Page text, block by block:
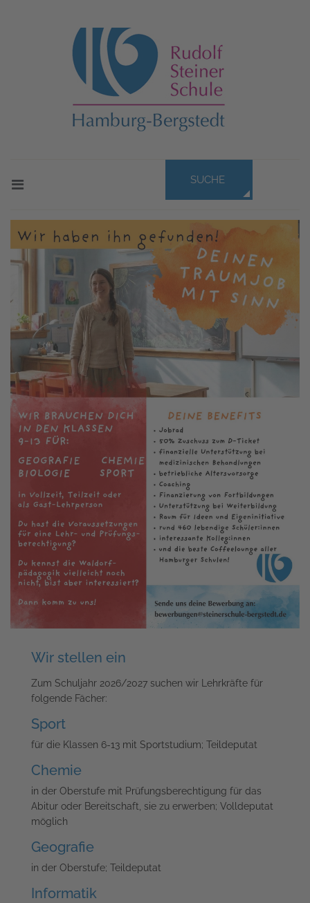
SUCHE
Wir stellen ein
Zum Schuljahr 2026/2027 suchen wir Lehrkräfte für
folgende Fächer:
Sport
für die Klassen 6-13 mit Sportstudium; Teildeputat
Chemie
in der Oberstufe mit Prüfungsberechtigung für das
Abitur oder Bereitschaft, sie zu erwerben; Volldeputat
möglich
Geografie
in der Oberstufe; Teildeputat
Informatik